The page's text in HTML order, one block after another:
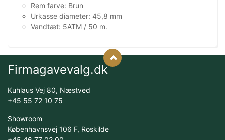
Rem farve: Brun
Urkasse diameter: 45,8 mm
Vandtæt: 5ATM / 50 m.
Firmagavevalg.dk
Kuhlaus Vej 80, Næstved
+45 55 72 10 75
Showroom
Københavnsvej 106 F, Roskilde